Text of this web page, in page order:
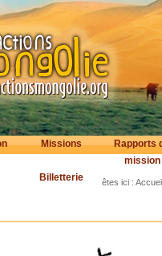
Missions
Rapports
mission
Billetterie êtes ici :